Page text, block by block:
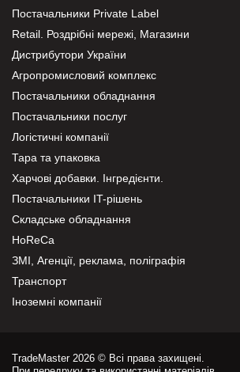
Постачальники Private Label
Retail. Роздрібні мережі, Магазини
Дистрибутори України
Агропромисловий комплекс
Постачальники обладнання
Постачальники послуг
Логістичні компанії
Тара та упаковка
Харчові добавки. Інгредієнти.
Постачальники IT-рішень
Складське обладнання
HoReCa
ЗМІ, Агенції, реклама, поліграфія
Транспорт
Іноземні компанії
TradeMaster 2026 © Всі права захищені.